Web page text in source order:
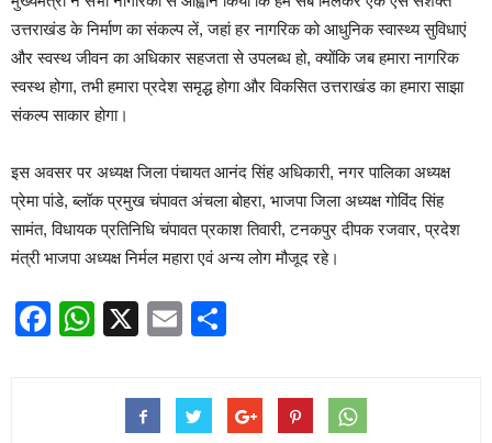
उत्तराखंड के निर्माण का संकल्प लें, जहां हर नागरिक को आधुनिक स्वास्थ्य सुविधाएं
और स्वस्थ जीवन का अधिकार सहजता से उपलब्ध हो, क्योंकि जब हमारा नागरिक
स्वस्थ होगा, तभी हमारा प्रदेश समृद्ध होगा और विकसित उत्तराखंड का हमारा साझा
संकल्प साकार होगा।
इस अवसर पर अध्यक्ष जिला पंचायत आनंद सिंह अधिकारी, नगर पालिका अध्यक्ष
प्रेमा पांडे, ब्लॉक प्रमुख चंपावत अंचला बोहरा, भाजपा जिला अध्यक्ष गोविंद सिंह
सामंत, विधायक प्रतिनिधि चंपावत प्रकाश तिवारी, टनकपुर दीपक रजवार, प्रदेश
मंत्री भाजपा अध्यक्ष निर्मल महारा एवं अन्य लोग मौजूद रहे।
Facebook
WhatsApp
X Email